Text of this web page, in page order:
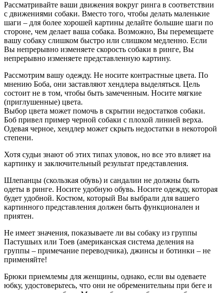
Рассматривайте ваши движения вокруг ринга в соответствии
с движениями собаки. Вместо того, чтобы делать маленькие
шаги – для более хорошей картины делайте большие шаги по
стороне, чем делает ваша собака. Возможно, Вы перемещаете
вашу собаку слишком быстро или слишком медленно. Если
Вы непрерывно изменяете скорость собаки в ринге, Вы
непрерывно изменяете представленную картину.
Рассмотрим вашу одежду. Не носите контрастные цвета. По
мнению Боба, они заставляют хендлера выделяться. Цель
состоит не в том, чтобы быть замеченным. Носите мягкие
(приглушенные) цвета.
Выбор цвета может помочь в скрытии недостатков собаки.
Боб привел пример черной собаки с плохой линией верха.
Одевая черное, хендлер может скрыть недостатки в некоторой
степени.
Хотя судьи знают об этих типах уловок, но все это влияет на
картинку и заключительный результат представления.
Шлепанцы (скользкая обувь) и сандалии не должны быть
одеты в ринге. Носите удобную обувь. Носите одежду, которая
будет удобной. Костюм, который Вы выбрали для вашего
картинного представления должен быть функционален и
приятен.
Не имеет значения, показываете ли вы собаку из группы
Пастушьих или Тоев (американская система деления на
группы – примечание переводчика), джинсы и ботинки – не
применяйте!
Брюки приемлемы для женщины, однако, если вы одеваете
юбку, удостоверьтесь, что они не обременительны при беге и